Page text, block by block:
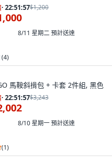
· 22:51:55$1,200
8/11 星期二預計送達
(4)
馬鞍斜揹包 + 卡套 2件組, 黑色
· 22:51:55$3,243
8/10 星期一預計送達
(1)